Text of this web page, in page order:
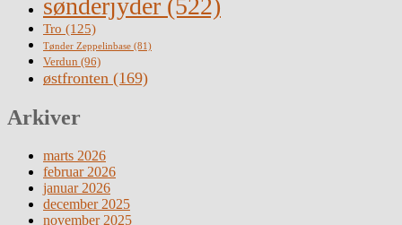
sønderjyder (522)
Tro (125)
Tønder Zeppelinbase (81)
Verdun (96)
østfronten (169)
Arkiver
marts 2026
februar 2026
januar 2026
december 2025
november 2025